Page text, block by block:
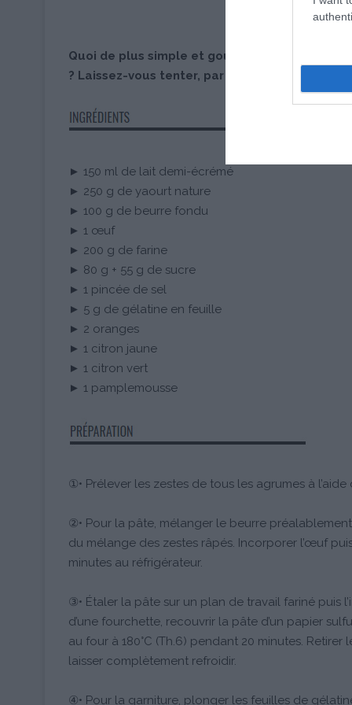
Quoi de plus simple et gourmand qu’une
? Laissez-vous tenter, par cette merveilleuse
► 150 ml de lait demi-écrémé
► 250 g de yaourt nature
► 100 g de beurre fondu
► 1 œuf
► 200 g de farine
► 80 g + 55 g de sucre
► 1 pincée de sel
► 5 g de gélatine en feuille
► 2 oranges
► 1 citron jaune
► 1 citron vert
► 1 pamplemousse
①• Prélever les zestes de tous les agrumes à
②• Pour la pâte, mélanger le beurre
du mélange des zestes râpés. Incorporer l’œuf
minutes au réfrigérateur.
③• Étaler la pâte sur un plan de travail fariné puis
d’une fourchette, recouvrir la pâte d’un papier
au four à 180°C (Th.6) pendant 20 minutes.
laisser complètement refroidir.
④• Pour la garniture, plonger les feuilles de